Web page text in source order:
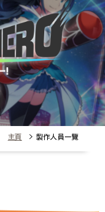
主頁 > 製作人員一覽